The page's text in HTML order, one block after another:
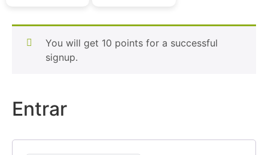
You will get 10 points for a successful
signup.
Entrar